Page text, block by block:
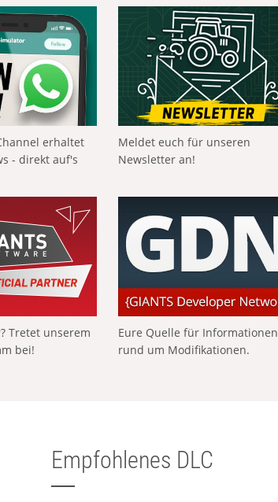
erhaltet
- direkt auf's
Meldet euch für unseren
Newsletter an!
Tretet unserem
bei!
Eure Quelle für Informationen
rund um Modifikationen.
Empfohlenes DLC